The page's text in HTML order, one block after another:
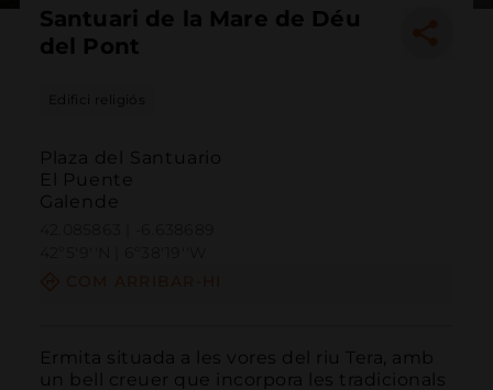
Santuari de la Mare de Déu
del Pont
Edifici religiós
Plaza del Santuario
El Puente
Galende
Ermita situada a les vores del riu Tera, amb
un bell creuer que incorpora les tradicionals